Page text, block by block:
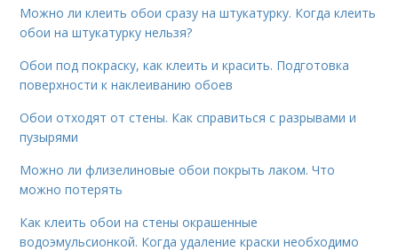
Можно ли клеить обои сразу на штукатурку. Когда клеить
обои на штукатурку нельзя?
Обои под покраску, как клеить и красить. Подготовка
поверхности к наклеиванию обоев
Обои отходят от стены. Как справиться с разрывами и
пузырями
Можно ли флизелиновые обои покрыть лаком. Что
можно потерять
Как клеить обои на стены окрашенные
водоэмульсионкой. Когда удаление краски необходимо